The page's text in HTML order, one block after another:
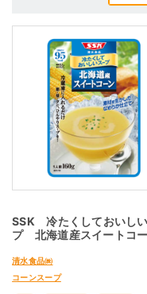
SSK 冷たくしておいし
プ 北海道産スイートコ
清水食品㈱
コーンスープ